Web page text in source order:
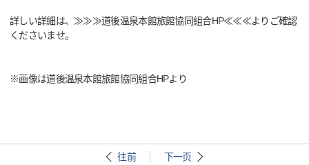
詳しい詳細は、≫≫≫道後温泉本館旅館協同組合HP≪≪≪よりご確認
くださいませ。
※画像は道後温泉本館旅館協同組合HPより
往前 下一页